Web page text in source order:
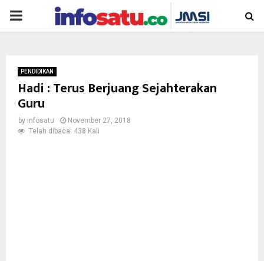
PRIMARY
PENDIDIKAN
Hadi : Terus Berjuang Sejahterakan
Guru
by infosatu
November 27, 2018
Telah dibaca: 438 Kali